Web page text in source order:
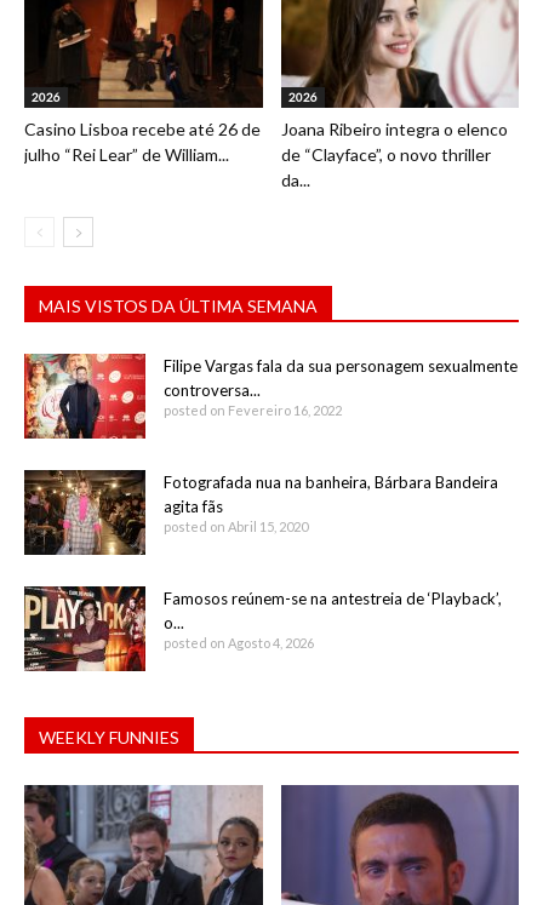
2026
Casino Lisboa recebe até 26 de
julho “Rei Lear” de William...
2026
Joana Ribeiro integra o elenco
de “Clayface”, o novo thriller
da...
MAIS VISTOS DA ÚLTIMA SEMANA
Filipe Vargas fala da sua personagem sexualmente
controversa...
posted on Fevereiro 16, 2022
Fotografada nua na banheira, Bárbara Bandeira
agita fãs
posted on Abril 15, 2020
Famosos reúnem-se na antestreia de ‘Playback’,
o...
posted on Agosto 4, 2026
WEEKLY FUNNIES